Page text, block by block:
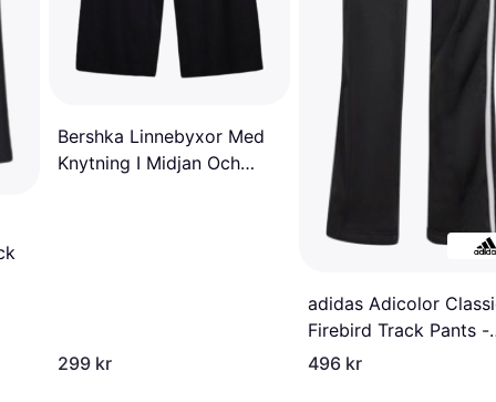
Bershka Linnebyxor Med
Knytning I Midjan Och
299 kr
adidas Adicolor
Firebird Track Pants -
Black
496 kr